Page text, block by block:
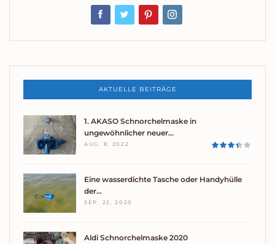
AKTUELLE BEITRÄGE
1. AKASO Schnorchelmaske in
ungewöhnlicher neuer…
AUG. 8, 2022
Eine wasserdichte Tasche oder Handyhülle
der…
SEP. 22, 2020
Aldi Schnorchelmaske 2020